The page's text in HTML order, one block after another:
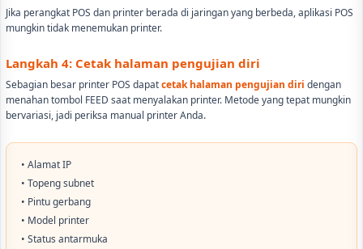
Jika perangkat POS dan printer berada di jaringan yang berbeda, aplikasi POS
mungkin tidak menemukan printer.
Langkah 4: Cetak halaman pengujian diri
Sebagian besar printer POS dapatcetak halaman pengujian diri dengan
menahan tombol FEED saat menyalakan printer. Metode yang tepat mungkin
bervariasi, jadi periksa manual printer Anda.
• Alamat IP
• Topeng subnet
• Pintu gerbang
• Model printer
• Status antarmuka